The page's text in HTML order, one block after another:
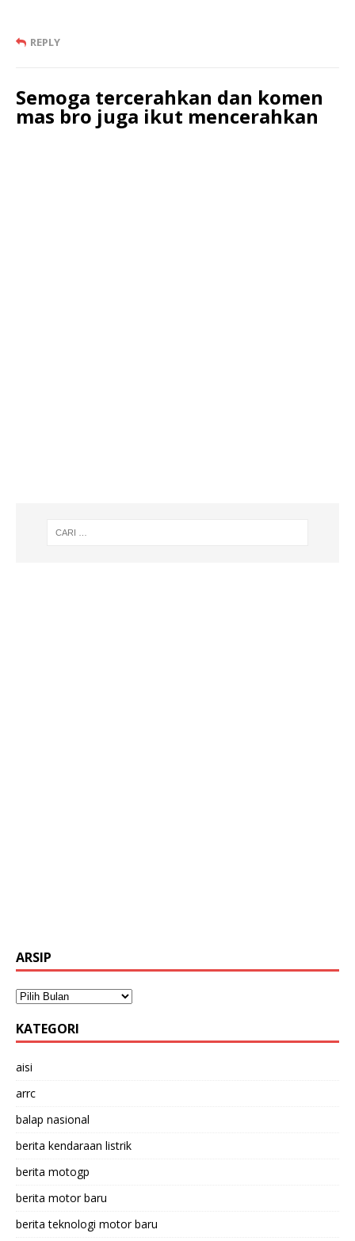
REPLY
Semoga tercerahkan dan komen
mas bro juga ikut mencerahkan
ARSIP
KATEGORI
aisi
arrc
balap nasional
berita kendaraan listrik
berita motogp
berita motor baru
berita teknologi motor baru